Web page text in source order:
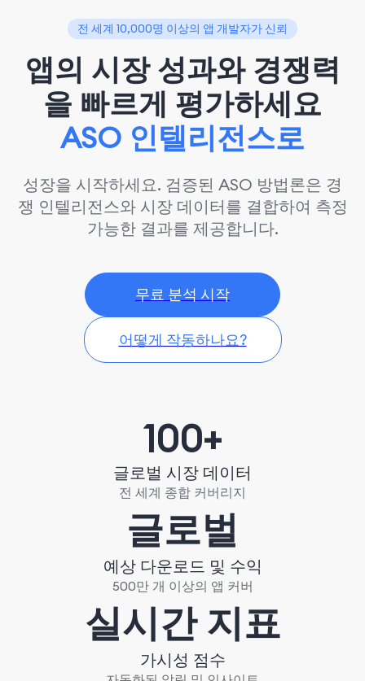
전 세계 10,000명 이상의 앱 개발자가 신뢰
앱의 시장 성과와 경쟁력
을 빠르게 평가하세요
ASO 인텔리전스로
성장을 시작하세요. 검증된 ASO 방법론은 경
쟁 인텔리전스와 시장 데이터를 결합하여 측정
가능한 결과를 제공합니다.
무료 분석 시작
어떻게 작동하나요?
100+
글로벌 시장 데이터
전 세계 종합 커버리지
글로벌
예상 다운로드 및 수익
500만 개 이상의 앱 커버
실시간 지표
가시성 점수